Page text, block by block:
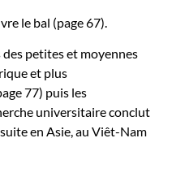
le bal (page 67).
petites et moyennes
et plus
77) puis les
universitaire conclut
en Asie, au Viêt-Nam